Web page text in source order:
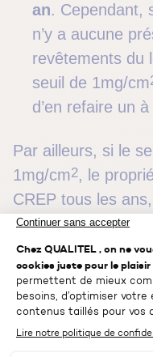
an. Cependant,
n’y a aucune
revêtements du
seuil de 1mg/cm
d’en refaire un
Par ailleurs, si le
1mg/cm2, le
CREP tous les
revêtements
peintures au
détériorer et du
pour la santé des
d’intoxication au